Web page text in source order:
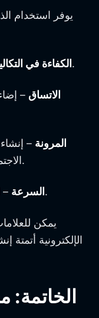
يوفر استخدام
الكفاءة في– لا يوجد جلسات تصوير مكلفة.
الاتساق –
المرونة –
الاجتماعي، أو لافتات المواقع الإلكترونية.
السرعة– الصور جاهزة في دقائق وليس أيام.
الإلكترونية أتمتة
الخاتمة: